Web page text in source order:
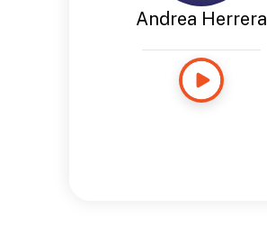
Andrea Herrera